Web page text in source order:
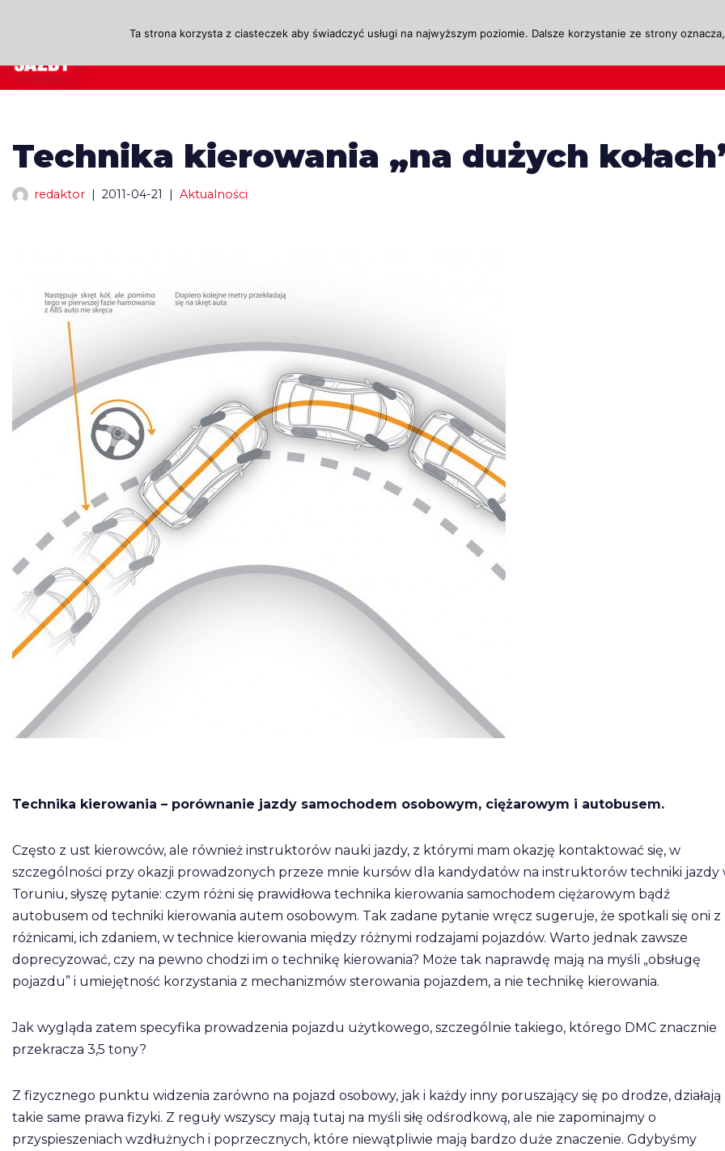
do
treści
Technika kierowania „na dużych
redaktor 2011-04-21 Aktualności
Technika kierowania – porównanie jazdy samochodem osobowym, ciężarowym i autobusem.
Często z ust kierowców, ale również instruktorów nauki jazdy, z którymi mam okazję kontaktować się, w
szczególności przy okazji prowadzonych przeze mnie kursów dla kandydatów na instruktorów techniki jazdy
Toruniu, słyszę pytanie: czym różni się prawidłowa technika kierowania samochodem ciężarowym bądź
autobusem od techniki kierowania autem osobowym. Tak zadane pytanie wręcz sugeruje, że spotkali się oni z
różnicami, ich zdaniem, w technice kierowania między różnymi rodzajami pojazdów. Warto jednak zawsze
doprecyzować, czy na pewno chodzi im o technikę kierowania? Może tak naprawdę mają na myśli „obsługę
pojazdu” i umiejętność korzystania z mechanizmów sterowania pojazdem, a nie technikę kierowania.
Jak wygląda zatem specyfika prowadzenia pojazdu użytkowego, szczególnie takiego, którego DMC znacznie
przekracza 3,5 tony?
Z fizycznego punktu widzenia zarówno na pojazd osobowy, jak i każdy inny poruszający się po drodze, działają
takie same prawa fizyki. Z reguły wszyscy mają tutaj na myśli siłę odśrodkową, ale nie zapominajmy o
przyspieszeniach wzdłużnych i poprzecznych, które niewątpliwie mają bardzo duże znaczenie. Gdybyśmy
Ta strona korzysta z ciasteczek aby świadczyć usługi na najwyższym poziomie. Dalsze korzystanie ze strony